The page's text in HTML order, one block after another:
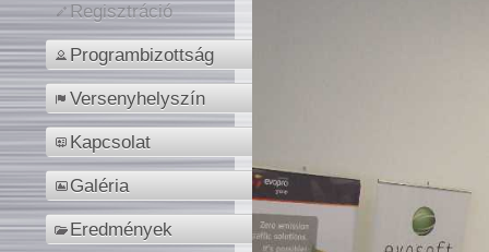
Regisztráció
Programbizottság
Versenyhelyszín
Kapcsolat
Galéria
Eredmények